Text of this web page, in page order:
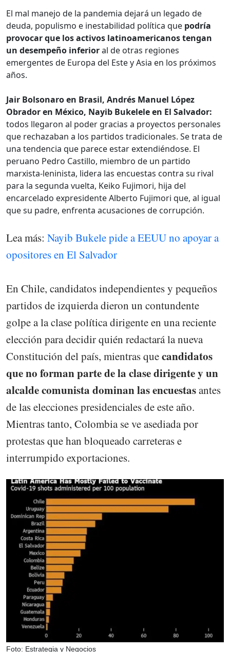
El mal manejo de la pandemia dejará un legado de
deuda, populismo e inestabilidad política que podría
provocar que los activos latinoamericanos tengan
un desempeño inferioral de otras regiones
emergentes de Europa del Este y Asia en los próximos
años.
Jair Bolsonaro en Brasil, Andrés Manuel López
Obrador en México, Nayib Bukelele en El Salvador:
todos llegaron al poder gracias a proyectos personales
que rechazaban a los partidos tradicionales. Se trata de
una tendencia que parece estar extendiéndose. El
peruano Pedro Castillo, miembro de un partido
marxista-leninista, lidera las encuestas contra su rival
para la segunda vuelta, Keiko Fujimori, hija del
encarcelado expresidente Alberto Fujimori que, al igual
que su padre, enfrenta acusaciones de corrupción.
Lea más: Nayib Bukele pide a EEUU no apoyar a
opositores en El Salvador
En Chile, candidatos independientes y pequeños
partidos de izquierda dieron un contundente
golpe a la clase política dirigente en una reciente
elección para decidir quién redactará la nueva
Constitución del país, mientras quecandidatos
que no forman parte de la clase dirigente y un
alcalde comunista dominan las encuestasantes
de las elecciones presidenciales de este año.
Mientras tanto, Colombia se ve asediada por
protestas que han bloqueado carreteras e
interrumpido exportaciones.
Foto: Estrategia y Negocios